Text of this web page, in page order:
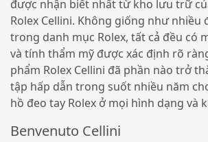
được nhận biết nhất từ ​​kho lưu trữ
Rolex Cellini. Không giống như nhiều
trong danh mục Rolex, tất cả đều có
và tính thẩm mỹ được xác định rõ
phẩm Rolex Cellini đã phần nào trở
tập hấp dẫn trong suốt nhiều năm
hồ đeo tay Rolex ở mọi hình dạng và
Benvenuto Cellini